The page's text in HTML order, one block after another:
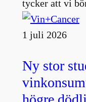
tycker att vi
1 juli 2026
Ny stor